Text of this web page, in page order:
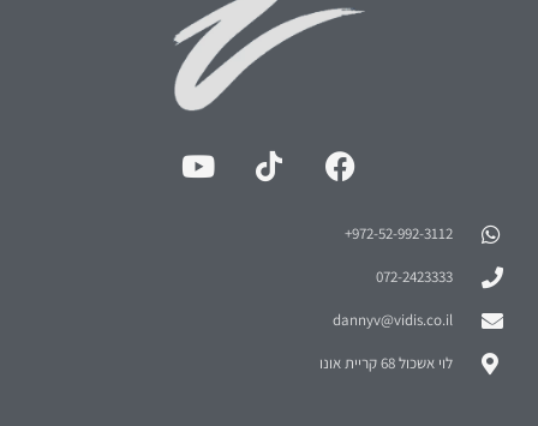
972-52-992-3112⁩+
072-2423333
dannyv@vidis.co.il
לוי אשכול 68 קריית אונו